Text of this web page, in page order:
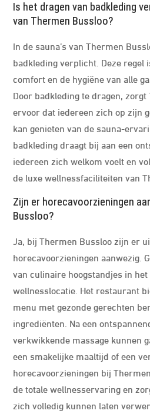
Is het dragen van badkleding
van Thermen Bussloo?
In de sauna’s van Thermen
badkleding verplicht. Deze regel
comfort en de hygiëne van alle
Door badkleding te dragen,
ervoor dat iedereen zich op zijn
kan genieten van de sauna-
badkleding draagt bij aan een
iedereen zich welkom voelt en
de luxe wellnessfaciliteiten van
Zijn er horecavoorzieningen
Bussloo?
Ja, bij Thermen Bussloo zijn er
horecavoorzieningen aanwezig.
van culinaire hoogstandjes in
wellnesslocatie. Het restaurant
menu met gezonde gerechten
ingrediënten. Na een
verkwikkende massage kunnen
een smakelijke maaltijd of een
horecavoorzieningen bij
de totale wellnesservaring en
zich volledig kunnen laten